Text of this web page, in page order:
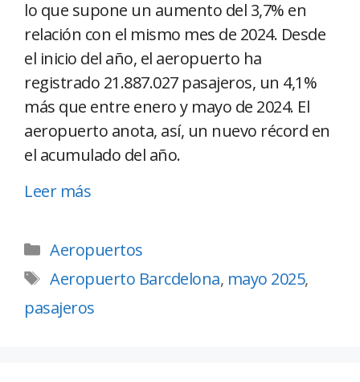
lo que supone un aumento del 3,7% en
relación con el mismo mes de 2024. Desde
el inicio del año, el aeropuerto ha
registrado 21.887.027 pasajeros, un 4,1%
más que entre enero y mayo de 2024. El
aeropuerto anota, así, un nuevo récord en
el acumulado del año.
Leer más
Aeropuertos
Aeropuerto Barcdelona, mayo 2025,
pasajeros